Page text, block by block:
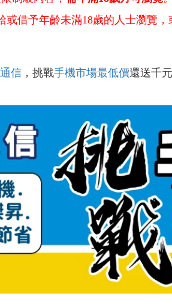
借予年齡未滿18歲的人士瀏覽
信 ，挑戰手機市場最低價還送千